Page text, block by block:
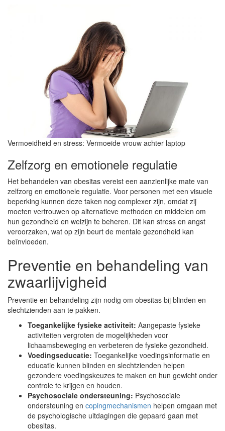
Vermoeidheid en stress: Vermoeide vrouw achter laptop
Zelfzorg en emotionele regulatie
Het behandelen van obesitas vereist een aanzienlijke mate van
zelfzorg en emotionele regulatie. Voor personen met een visuele
beperking kunnen deze taken nog complexer zijn, omdat zij
moeten vertrouwen op alternatieve methoden en middelen om
hun gezondheid en welzijn te beheren. Dit kan stress en angst
veroorzaken, wat op zijn beurt de mentale gezondheid kan
beïnvloeden.
Preventie en behandeling van
zwaarlijvigheid
Preventie en behandeling zijn nodig om obesitas bij blinden en
slechtzienden aan te pakken.
Toegankelijke fysieke activiteit: Aangepaste fysieke
activiteiten vergroten de mogelijkheden voor
lichaamsbeweging en verbeteren de fysieke gezondheid.
Voedingseducatie: Toegankelijke voedingsinformatie en
educatie kunnen blinden en slechtzienden helpen
gezondere voedingskeuzes te maken en hun gewicht onder
controle te krijgen en houden.
Psychosociale ondersteuning: Psychosociale
ondersteuning en copingmechanismen helpen omgaan met
de psychologische uitdagingen die gepaard gaan met
obesitas.